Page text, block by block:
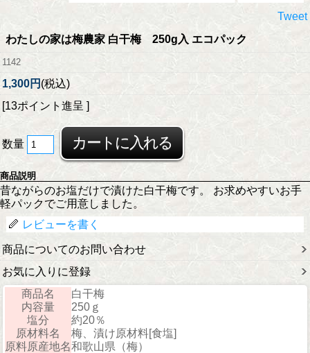
Tweet
わたしの家は梅農家 白干梅 250g入 エコパック
1142
1,300円 (税込)
[13ポイント進呈 ]
数量
商品説明
昔ながらのお塩だけで漬けた白干梅です。 お求めやすいお手
軽パックでご用意しました。
レビューを書く
商品についてのお問い合わせ
お気に入りに登録
商品名
白干梅
内容量
250ｇ
塩分
約20％
原材料名
梅、漬け原材料[食塩]
原料原産地名和歌山県（梅）